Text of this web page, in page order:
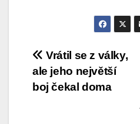
Post
navigation
Vrátil se z války,
ale jeho největší
boj čekal doma